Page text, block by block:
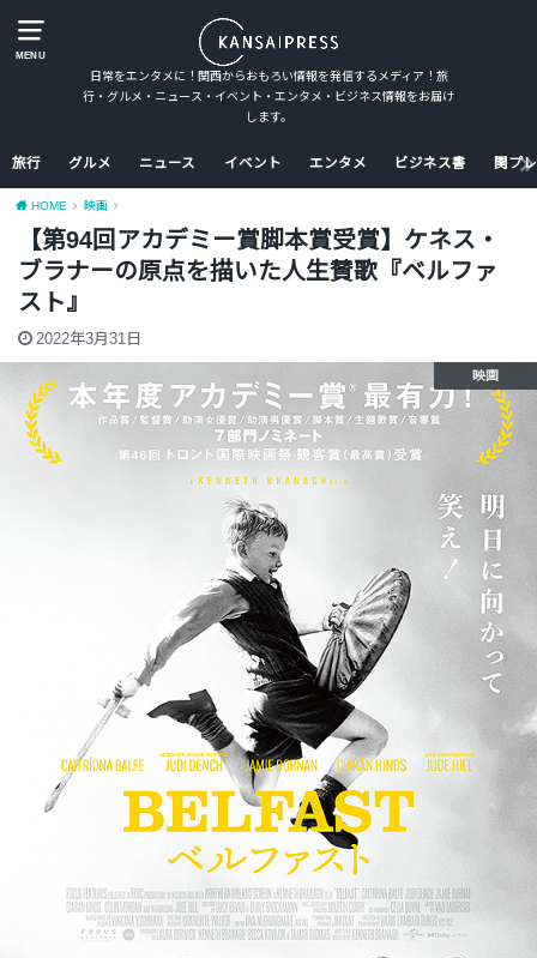
MENU
日常をエンタメに！関西からおもろい情報を発信するメディア！旅
行・グルメ・ニュース・イベント・エンタメ・ビジネス情報をお届け
します。
旅行 グルメ ニュース イベント エンタメ ビジネス書 関プ
HOME 映画
【第94回アカデミー賞脚本賞受賞】ケネス・
ブラナーの原点を描いた人生賛歌『ベルファ
スト』
2022年3月31日
映画